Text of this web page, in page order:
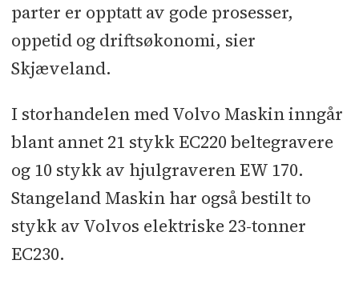
parter er opptatt av gode prosesser,
oppetid og driftsøkonomi, sier
Skjæveland.
I storhandelen med Volvo Maskin inngår
blant annet 21 stykk EC220 beltegravere
og 10 stykk av hjulgraveren EW 170.
Stangeland Maskin har også bestilt to
stykk av Volvos elektriske 23-tonner
EC230.